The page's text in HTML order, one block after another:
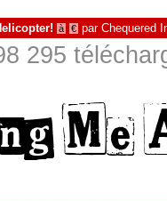
à € par Chequered
295